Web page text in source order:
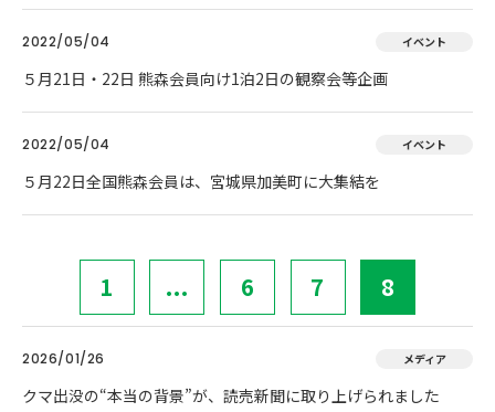
2022/05/04 イベント
５月21日・22日 熊森会員向け1泊2日の観察会等企画
2022/05/04 イベント
５月22日全国熊森会員は、宮城県加美町に大集結を
1 ... 6 7 8
2026/01/26 メディア
クマ出没の“本当の背景”が、読売新聞に取り上げられました